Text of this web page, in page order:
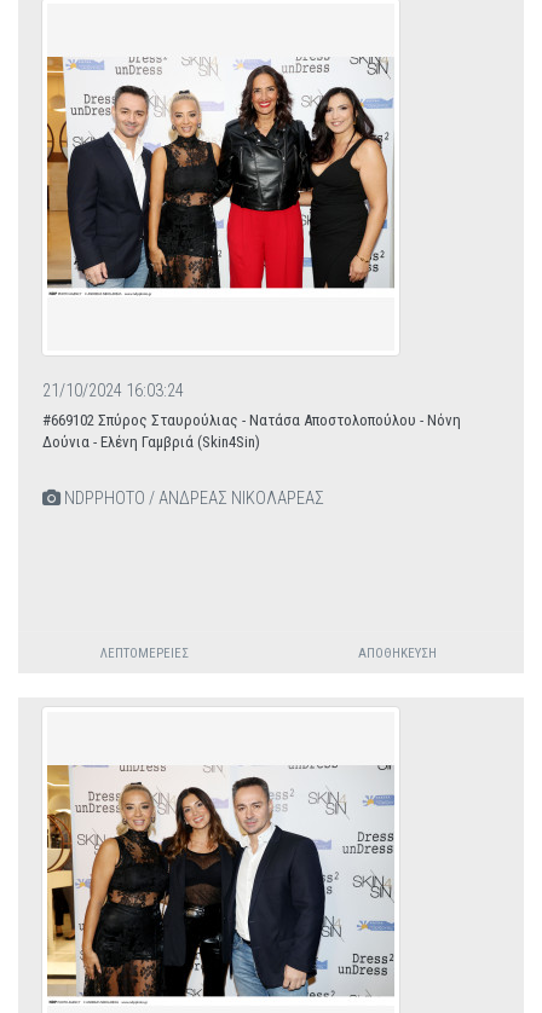
21/10/2024 16:03:24
#669102 Σπύρος Σταυρούλιας - Νατάσα Αποστολοπούλου - Νόνη
Δούνια - Ελένη Γαμβριά (Skin4Sin)
NDPPHOTO / ΑΝΔΡΕΑΣ ΝΙΚΟΛΑΡΕΑΣ
ΛΕΠΤΟΜΈΡΕΙΕΣ ΑΠΟΘΉΚΕΥΣΗ